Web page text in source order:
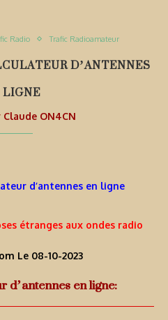
Radio Trafic Radioamateur
D’ANTENNES
Claude ON4CN
d’antennes en ligne
étranges aux ondes radio
Le 08-10-2023
en ligne: